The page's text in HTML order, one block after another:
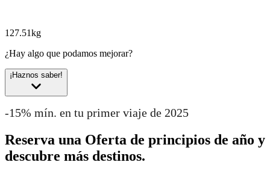
127.51kg
¿Hay algo que podamos mejorar?
¡Haznos saber!
-15% mín. en tu primer viaje de 2025
Reserva una Oferta de principios de año y
descubre más destinos.